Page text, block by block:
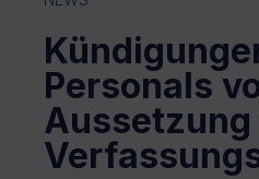
Personals